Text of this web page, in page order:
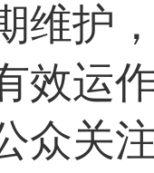
维护
效运
众关